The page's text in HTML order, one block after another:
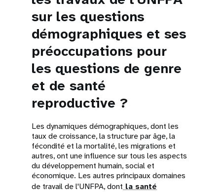
sur les questions
démographiques et ses
préoccupations pour
les questions de genre
et de santé
reproductive ?
Les dynamiques démographiques, dont les
taux de croissance, la structure par âge, la
fécondité et la mortalité, les migrations et
autres, ont une influence sur tous les aspects
du développement humain, social et
économique. Les autres principaux domaines
de travail de l'UNFPA, dont la santé